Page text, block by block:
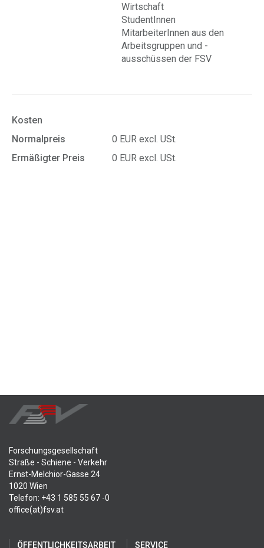
Wirtschaft
StudentInnen
MitarbeiterInnen aus den
Arbeitsgruppen und -
ausschüssen der FSV
Kosten
Normalpreis
0 EUR excl. USt.
Ermäßigter Preis
0 EUR excl. USt.
Forschungsgesellschaft
Straße - Schiene - Verkehr
Ernst-Melchior-Gasse 24
1020 Wien
Telefon: +43 1 585 55 67 -0
office(at)fsv.at
ÖFFENTLICHKEITSARBEIT SERVICE